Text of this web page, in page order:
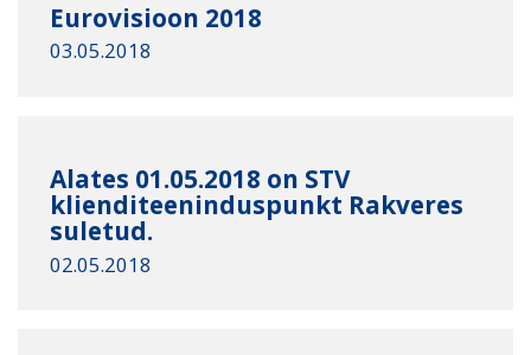
Eurovisioon 2018
03.05.2018
Alates 01.05.2018 on STV
klienditeeninduspunkt Rakveres
suletud.
02.05.2018